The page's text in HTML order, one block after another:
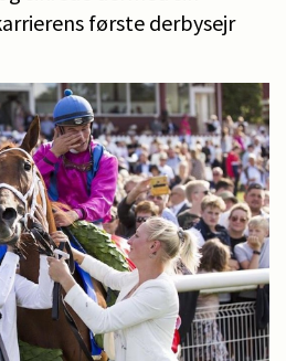
første derbysejr